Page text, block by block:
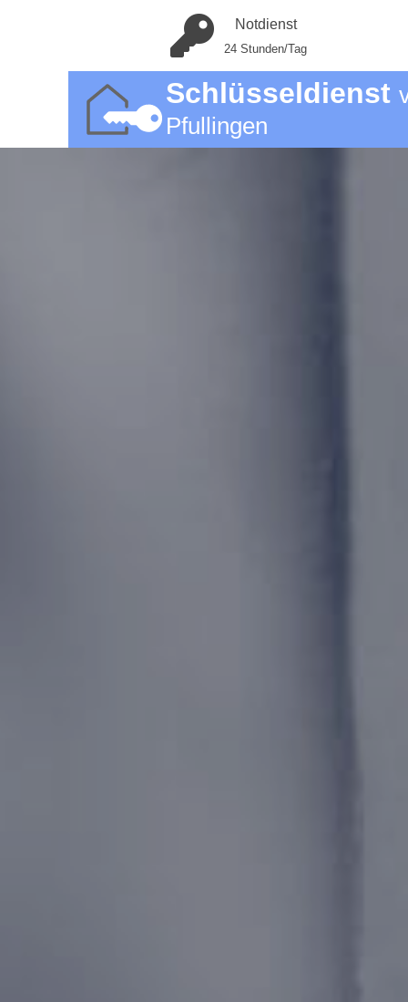
Notdienst
24 Stunden/Tag
Schlüsseldienst
Pfullingen